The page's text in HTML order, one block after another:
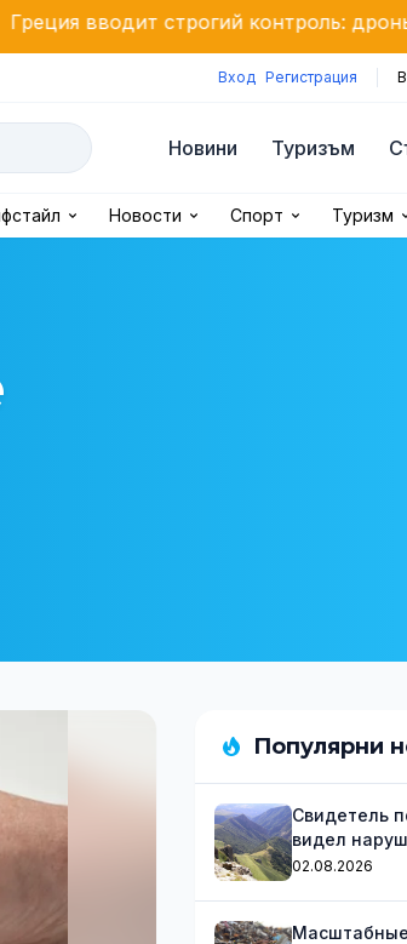
строгий контроль: дроны следят за
Вход Регистрация
Новини Туризъм
Новости Спорт Туризм
Популярни
Свидетель
видел
группы
02.08.2026